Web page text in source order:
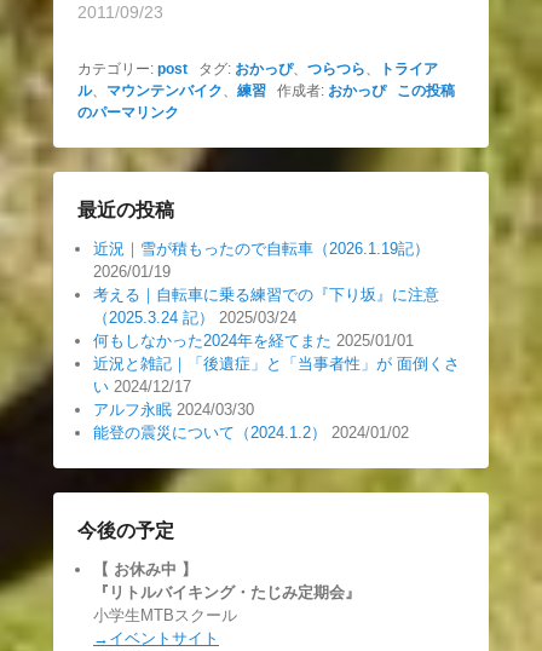
に物理の基…
2011/09/23
カテゴリー: post タグ: おかっぴ、 つらつら、
トライア
ル、 マウンテンバイク、 練習 作成者: おかっぴ
この投稿
のパーマリンク
最近の投稿
近況｜雪が積もったので自転車（2026.1.19記）
2026/01/19
考える｜自転車に乗る練習での『下り坂』に注意
（2025.3.24 記）
2025/03/24
何もしなかった2024年を経てまた 2025/01/01
近況と雑記｜「後遺症」と「当事者性」が 面倒くさ
い 2024/12/17
アルフ永眠 2024/03/30
能登の震災について（2024.1.2）
2024/01/02
今後の予定
【 お休み中 】
『リトルバイキング・たじみ定期会』
小学生MTBスクール
→イベントサイト